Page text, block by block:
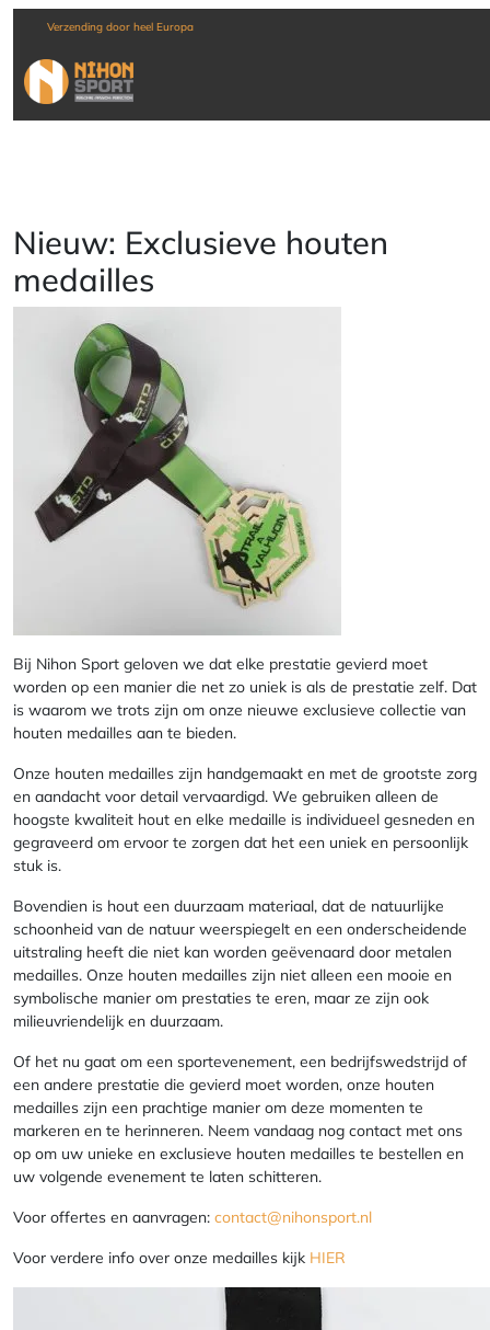
Verzending door heel Europa
Nieuw: Exclusieve houten
medailles
Bij Nihon Sport geloven we dat elke prestatie gevierd moet
worden op een manier die net zo uniek is als de prestatie zelf. Dat
is waarom we trots zijn om onze nieuwe exclusieve collectie van
houten medailles aan te bieden.
Onze houten medailles zijn handgemaakt en met de grootste zorg
en aandacht voor detail vervaardigd. We gebruiken alleen de
hoogste kwaliteit hout en elke medaille is individueel gesneden en
gegraveerd om ervoor te zorgen dat het een uniek en persoonlijk
stuk is.
Bovendien is hout een duurzaam materiaal, dat de natuurlijke
schoonheid van de natuur weerspiegelt en een onderscheidende
uitstraling heeft die niet kan worden geëvenaard door metalen
medailles. Onze houten medailles zijn niet alleen een mooie en
symbolische manier om prestaties te eren, maar ze zijn ook
milieuvriendelijk en duurzaam.
Of het nu gaat om een sportevenement, een bedrijfswedstrijd of
een andere prestatie die gevierd moet worden, onze houten
medailles zijn een prachtige manier om deze momenten te
markeren en te herinneren. Neem vandaag nog contact met ons
op om uw unieke en exclusieve houten medailles te bestellen en
uw volgende evenement te laten schitteren.
Voor offertes en aanvragen: contact@nihonsport.nl
Voor verdere info over onze medailles kijk HIER